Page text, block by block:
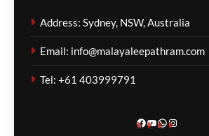
നടപടിക്രമങ്ങൾ
Address: Sydney, NSW, Australia
Email: info@malayaleepathram.com
Tel: +61 403999791
Facebook
YouTube
WhatsApp
Instagram